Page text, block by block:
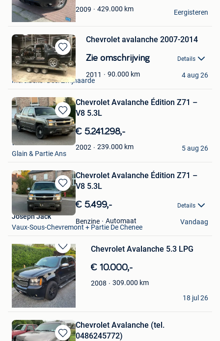
2009 429.000 km
Rudi Sn
Sint-Niklaas
Eergisteren
Bewaren
in
Mijn
Favorieten
Chevrolet avalanche 2007-2014
Zie omschrijving Details
2011 90.000 km
kenneth
Merelbeke+Deel Zwijnaarde
4 aug 26
Bewaren
in
Mijn
Favorieten
Chevrolet Avalanche Édition Z71 –
V8 5.3L
€ 5.241.298,-
2002 239.000 km
william willi
Glain & Partie Ans
5 aug 26
Bewaren
in
Mijn
Favorieten
Chevrolet Avalanche Édition Z71 –
V8 5.3L
€ 5.499,- Details
Benzine Automaat
Joseph Jack
Vaux-Sous-Chevremont + Partie De Chenee
Vandaag
Bewaren
in
Mijn
Favorieten
Chevrolet Avalanche 5.3 LPG
€ 10.000,-
2008 309.000 km
Femke Nijs
Balen
18 jul 26
Chevrolet Avalanche (tel.
0486245772)